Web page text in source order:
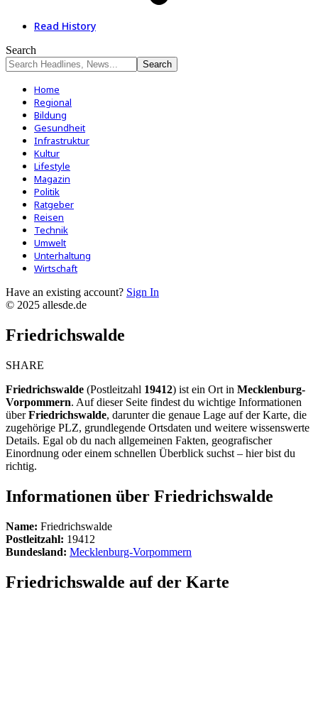
Read History
Search
Home
Regional
Bildung
Gesundheit
Infrastruktur
Kultur
Lifestyle
Magazin
Politik
Ratgeber
Reisen
Technik
Umwelt
Unterhaltung
Wirtschaft
Have an existing account? Sign In
© 2025 allesde.de
Friedrichswalde
SHARE
Friedrichswalde (Postleitzahl 19412) ist ein Ort in Mecklenburg-
Vorpommern. Auf dieser Seite findest du wichtige Informationen
überFriedrichswalde, darunter die genaue Lage auf der Karte, die
zugehörige PLZ, grundlegende Ortsdaten und weitere wissenswerte
Details. Egal ob du nach allgemeinen Fakten, geografischer
Einordnung oder einem schnellen Überblick suchst – hier bist du
richtig.
Informationen über Friedrichswalde
Name: Friedrichswalde
Postleitzahl: 19412
Bundesland: Mecklenburg-Vorpommern
Friedrichswalde auf der Karte